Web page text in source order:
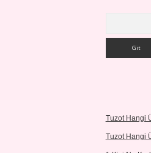
Tuzot Hangi
Tuzot Hangi